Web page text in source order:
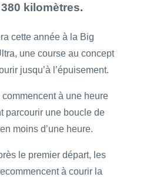
kilomètres.
cette année à la Big
une course au concept
jusqu’à l’épuisement.
commencent à une heure
parcourir une boucle de
moins d’une heure.
le premier départ, les
à courir la